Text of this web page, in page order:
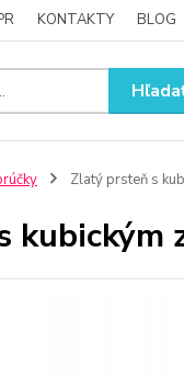
KONTAKTY BLOG
Zlatý prsteň s
kubickým